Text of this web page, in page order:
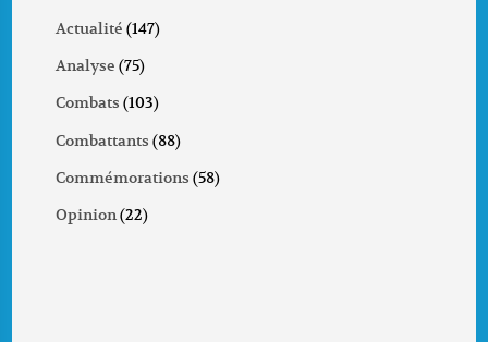
Actualité (147)
Analyse (75)
Combats (103)
Combattants (88)
Commémorations (58)
Opinion(22)